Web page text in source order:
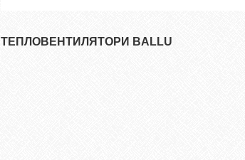
ТЕПЛОВЕНТИЛЯТОРИ BALLU